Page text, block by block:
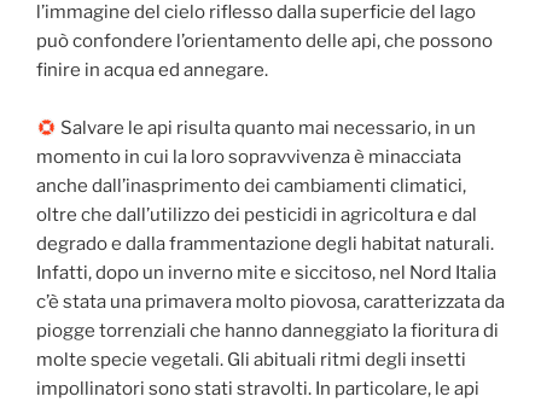
l’immagine del cielo riflesso dalla superficie del lago
può confondere l’orientamento delle api, che possono
finire in acqua ed annegare.
Salvare le api risulta quanto mai necessario, in un
momento in cui la loro sopravvivenza è minacciata
anche dall’inasprimento dei cambiamenti climatici,
oltre che dall’utilizzo dei pesticidi in agricoltura e dal
degrado e dalla frammentazione degli habitat naturali.
Infatti, dopo un inverno mite e siccitoso, nel Nord Italia
c’è stata una primavera molto piovosa, caratterizzata da
piogge torrenziali che hanno danneggiato la fioritura di
molte specie vegetali. Gli abituali ritmi degli insetti
impollinatori sono stati stravolti. In particolare, le api